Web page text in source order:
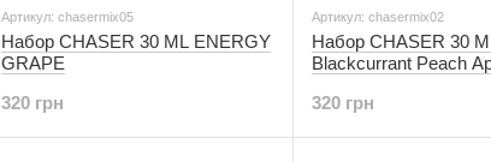
Артикул: chasermix05
Набор CHASER 30 ML ENERGY
GRAPE
320 грн
Артикул: chasermix02
Набор CHASER 30
Blackcurrant Peach
320 грн